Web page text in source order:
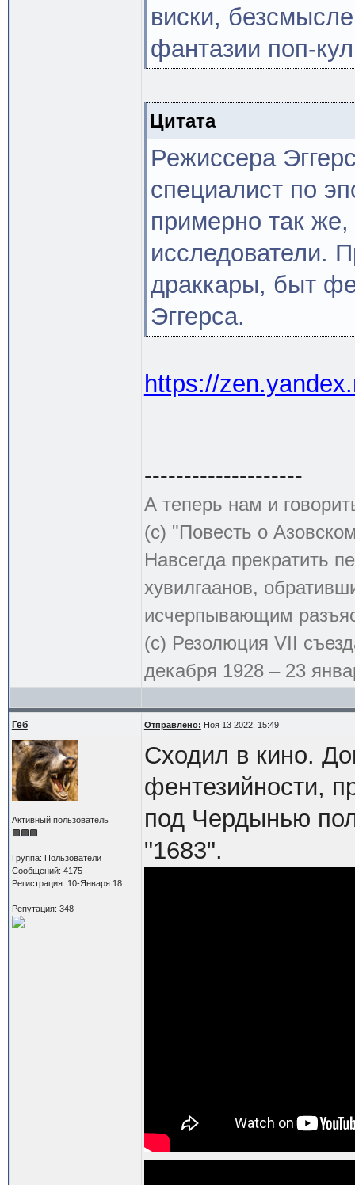
виски,
фантазии поп-
Цитата
Режиссера
специалист по
примерно так же,
исследователи.
драккары, быт
Эггерса.
https://
--------------------
А теперь нам и
(с) "Повесть о
Навсегда прекратить
хувилгаанов,
исчерпывающим
(с) Резолюция VII
декабря 1928 – 23
Геб Отправлено: Ноя 13 2022, 15:49
Активный пользователь
Группа: Пользователи
Сообщений: 4175
Регистрация: 10-Января 18
Репутация: 348
Сходил в кино.
фентезийности,
под Чердынью
"1683".